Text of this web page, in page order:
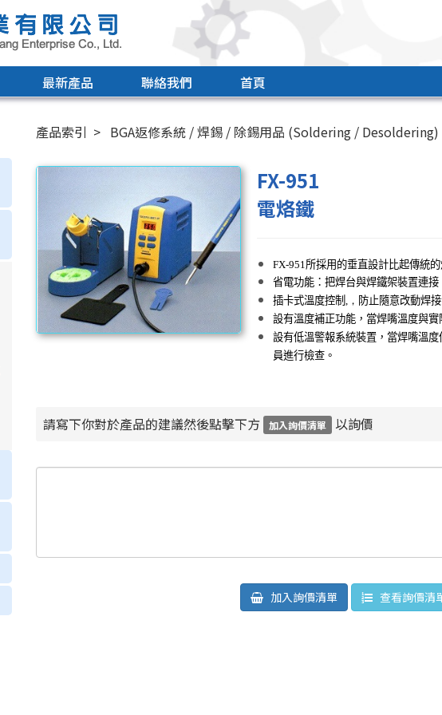
最新產品 聯絡我們 首頁
產品索引 BGA返修系統 / 焊錫 / 除錫用品 (Soldering / Desoldering)
FX-951
電烙鐵
FX-951所採用的垂直設計比起傳統
省電功能：把焊台與焊鐵架裝置連
插卡式溫度控制 ,， 防止隨意改動焊
設有溫度補正功能， 當焊嘴溫度與
設有低溫警報系統裝置， 當焊嘴溫
員進行檢查。
請寫下你對於產品的建議然後點擊下方 加入詢價清單 以詢價
加入詢價清單 查看詢價清